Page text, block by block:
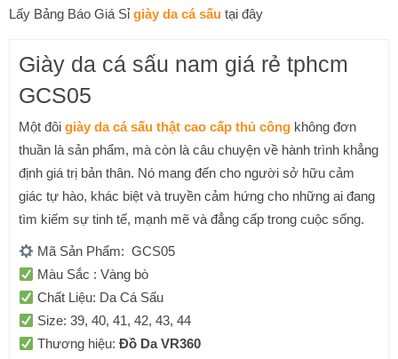
Lấy Bảng Báo Giá Sỉgiày da cá sấu tại đây
Giày da cá sấu nam giá rẻ tphcm
GCS05
Một đôi giày da cá sấu thật cao cấp thủ công không đơn
thuần là sản phẩm, mà còn là câu chuyện về hành trình khẳng
định giá trị bản thân. Nó mang đến cho người sở hữu cảm
giác tự hào, khác biệt và truyền cảm hứng cho những ai đang
tìm kiếm sự tinh tế, mạnh mẽ và đẳng cấp trong cuộc sống.
Mã Sản Phẩm: GCS05
Màu Sắc : Vàng bò
Chất Liệu: Da Cá Sấu
Size: 39, 40, 41, 42, 43, 44
Thương hiệu:Đồ Da VR360